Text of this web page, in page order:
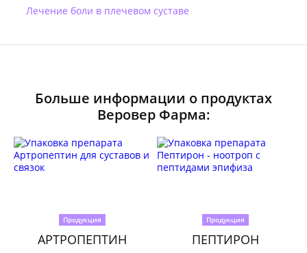
Лечение боли в плечевом суставе
Больше информации о продуктах
Веровер Фарма:
Продукция
АРТРОПЕПТИН
Продукция
ПЕПТИРОН